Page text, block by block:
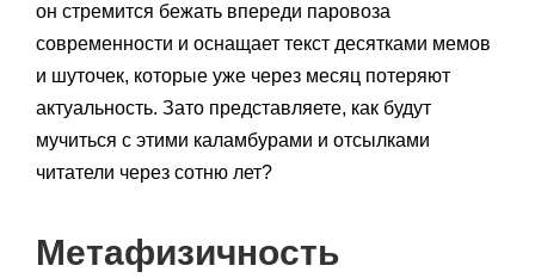
он стремится бежать впереди паровоза
современности и оснащает текст десятками мемов
и шуточек, которые уже через месяц потеряют
актуальность. Зато представляете, как будут
мучиться с этими каламбурами и отсылками
читатели через сотню лет?
Метафизичность